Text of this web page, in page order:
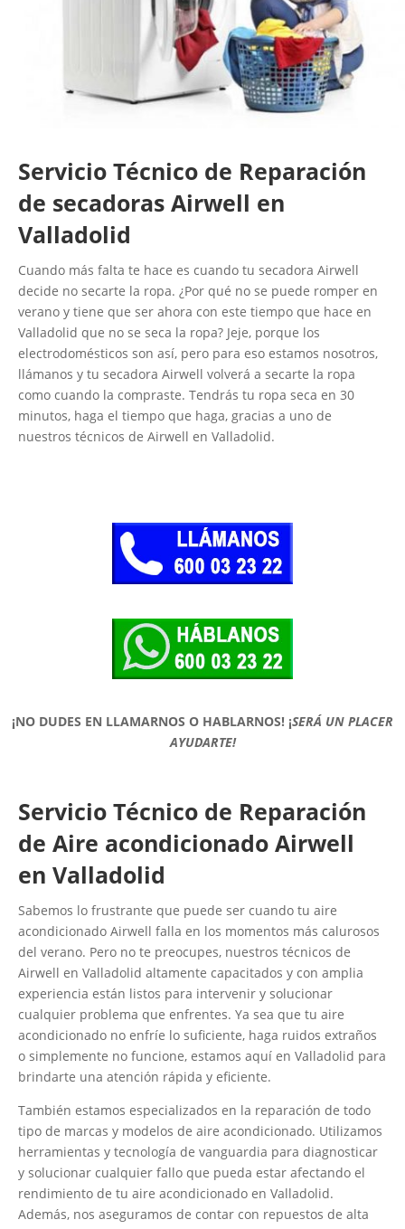
Servicio Técnico de Reparación
de secadoras Airwell en
Valladolid
Cuando más falta te hace es cuando tu secadora Airwell
decide no secarte la ropa. ¿Por qué no se puede romper en
verano y tiene que ser ahora con este tiempo que hace en
Valladolid que no se seca la ropa? Jeje, porque los
electrodomésticos son así, pero para eso estamos nosotros,
llámanos y tu secadora Airwell volverá a secarte la ropa
como cuando la compraste. Tendrás tu ropa seca en 30
minutos, haga el tiempo que haga, gracias a uno de
nuestros técnicos de Airwell en Valladolid.
¡NO DUDES EN LLAMARNOS O HABLARNOS! ¡SERÁ UN PLACER
AYUDARTE!
Servicio Técnico de Reparación
de Aire acondicionado Airwell
en Valladolid
Sabemos lo frustrante que puede ser cuando tu aire
acondicionado Airwell falla en los momentos más calurosos
del verano. Pero no te preocupes, nuestros técnicos de
Airwell en Valladolid altamente capacitados y con amplia
experiencia están listos para intervenir y solucionar
cualquier problema que enfrentes. Ya sea que tu aire
acondicionado no enfríe lo suficiente, haga ruidos extraños
o simplemente no funcione, estamos aquí en Valladolid para
brindarte una atención rápida y eficiente.
También estamos especializados en la reparación de todo
tipo de marcas y modelos de aire acondicionado. Utilizamos
herramientas y tecnología de vanguardia para diagnosticar
y solucionar cualquier fallo que pueda estar afectando el
rendimiento de tu aire acondicionado en Valladolid.
Además, nos aseguramos de contar con repuestos de alta